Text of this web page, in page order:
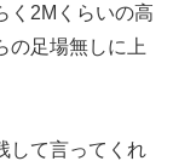
く2Mくらいの高
の足場無しに上
して言ってくれ